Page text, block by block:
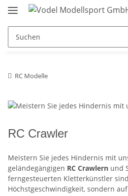
RC Modelle
RC Crawler
Meistern Sie jedes Hindernis mit
geländegängigen RC Crawlern und
ferngesteuerten Kletterkünstler
Höchstgeschwindigkeit, sondern